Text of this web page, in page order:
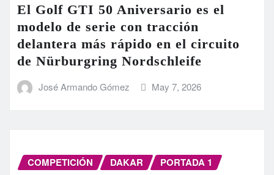
El Golf GTI 50 Aniversario es el
modelo de serie con tracción
delantera más rápido en el circuito
de Nürburgring Nordschleife
José Armando Gómez May 7, 2026
COMPETICIÓN DAKAR PORTADA 1